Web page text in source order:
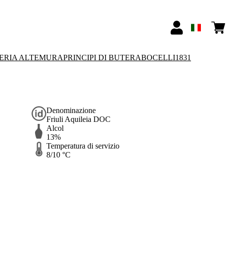
ALTEMURAPRINCIPI DI BUTERABOCELLI1831
Denominazione
Friuli Aquileia DOC
Alcol
13%
Temperatura di servizio
8/10 °C